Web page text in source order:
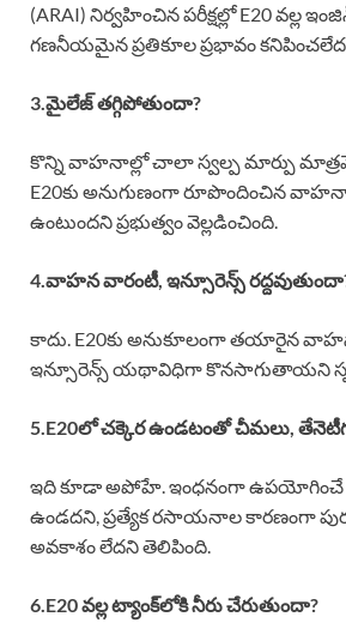
(ARAI) నిర్వహించిన పరీక్షల్లో E20 వల్ల
గణనీయమైన ప్రతికూల ప్రభావం
3.మైలేజ్ తగ్గిపోతుందా?
కొన్ని వాహనాల్లో చాలా స్వల్ప మార్పు
E20కు అనుగుణంగా రూపొందించిన
ఉంటుందని ప్రభుత్వం వెల్లడించింది.
4.వాహన వారంటీ, ఇన్సూరెన్స్
కాదు. E20కు అనుకూలంగా తయారైన
ఇన్సూరెన్స్ యథావిధిగా కొనసాగుతాయని
5.E20లో చక్కెర ఉండటంతో చీమలు,
ఇది కూడా అపోహే. ఇంధనంగా ఉపయోగించే
ఉండదని, ప్రత్యేక రసాయనాల కారణంగా
అవకాశం లేదని తెలిపింది.
6.E20 వల్ల ట్యాంక్‌లోకి నీరు చేరుతుందా?